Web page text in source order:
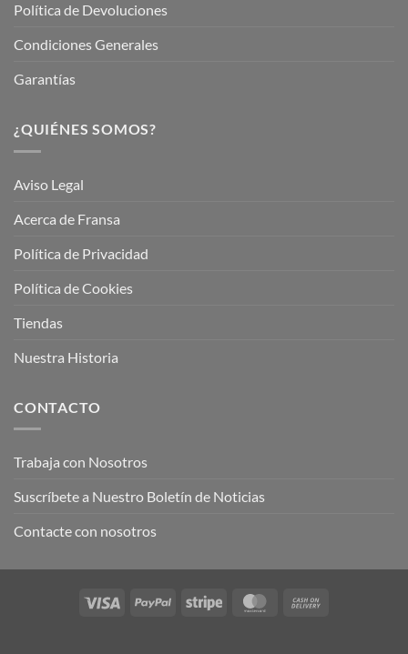
Política de Devoluciones
Condiciones Generales
Garantías
¿QUIÉNES SOMOS?
Aviso Legal
Acerca de Fransa
Política de Privacidad
Política de Cookies
Tiendas
Nuestra Historia
CONTACTO
Trabaja con Nosotros
Suscríbete a Nuestro Boletín de Noticias
Contacte con nosotros
Visa PayPal Stripe MasterCard